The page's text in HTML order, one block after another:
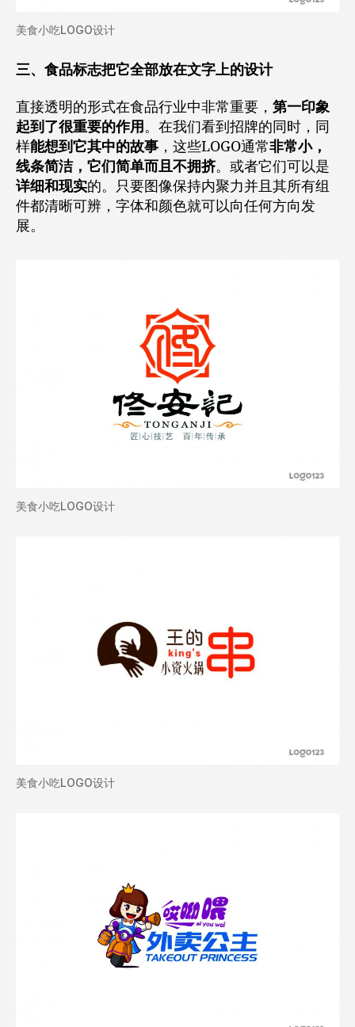
美食小吃LOGO设计
三、食品标志把它全部放在文字上的设计
直接透明的形式在食品行业中非常重要， 第一印象
起到了很重要的作用。在我们看到招牌的同时，同
样能想到它其中的故事 ，这些LOGO通常非常小，
线条简洁，它们简单而且不拥挤。或者它们可以是
详细和现实的。只要图像保持内聚力并且其所有组
件都清晰可辨，字体和颜色就可以向任何方向发
展。
美食小吃LOGO设计
美食小吃LOGO设计